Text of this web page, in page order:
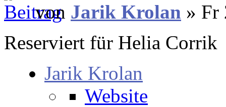
von Jarik Krolan » Fr
Reserviert für Helia Corrik
Jarik Krolan
Website